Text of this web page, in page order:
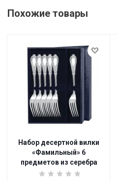
Похожие товары
Набор десертной вилки
«Фамильный» 6
предметов из серебра